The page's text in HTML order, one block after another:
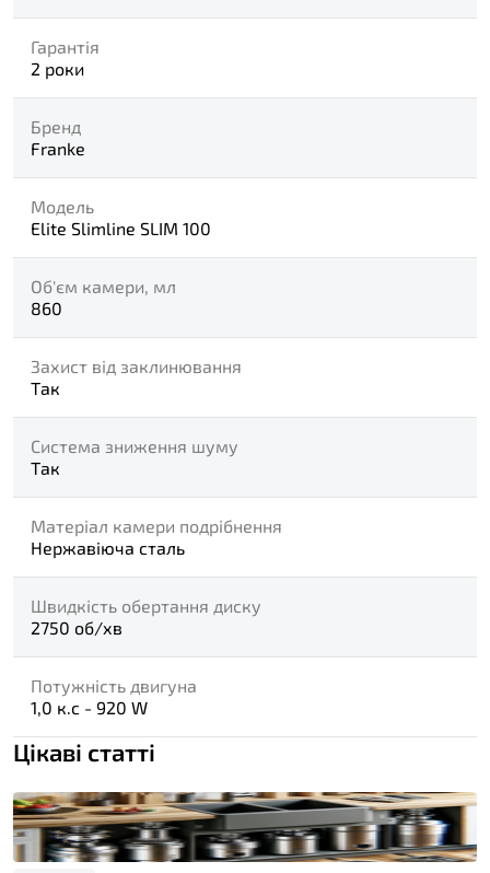
Гарантія
2 роки
Бренд
Franke
Модель
Elite Slimline SLIM 100
Об'єм камери, мл
860
Захист від заклинювання
Так
Система зниження шуму
Так
Матеріал камери подрібнення
Нержавіюча сталь
Швидкість обертання диску
2750 об/хв
Потужність двигуна
1,0 к.с - 920 W
Цікаві статті